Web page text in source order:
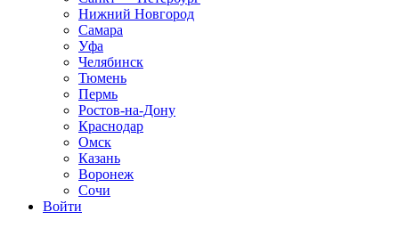
Нижний Новгород
Самара
Уфа
Челябинск
Тюмень
Пермь
Ростов-на-Дону
Краснодар
Омск
Казань
Воронеж
Сочи
Войти